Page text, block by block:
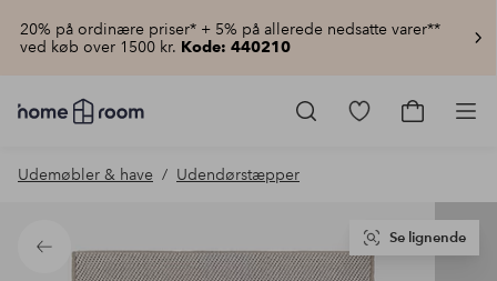
20% på ordinære priser* + 5% på allerede nedsatte varer**
ved køb over 1500 kr. Kode: 440210
Homeroom
–
hjemmet
pris
Gå
Gå
Udemøbler & have Udendørstæpper
Tilbage
Se lignende